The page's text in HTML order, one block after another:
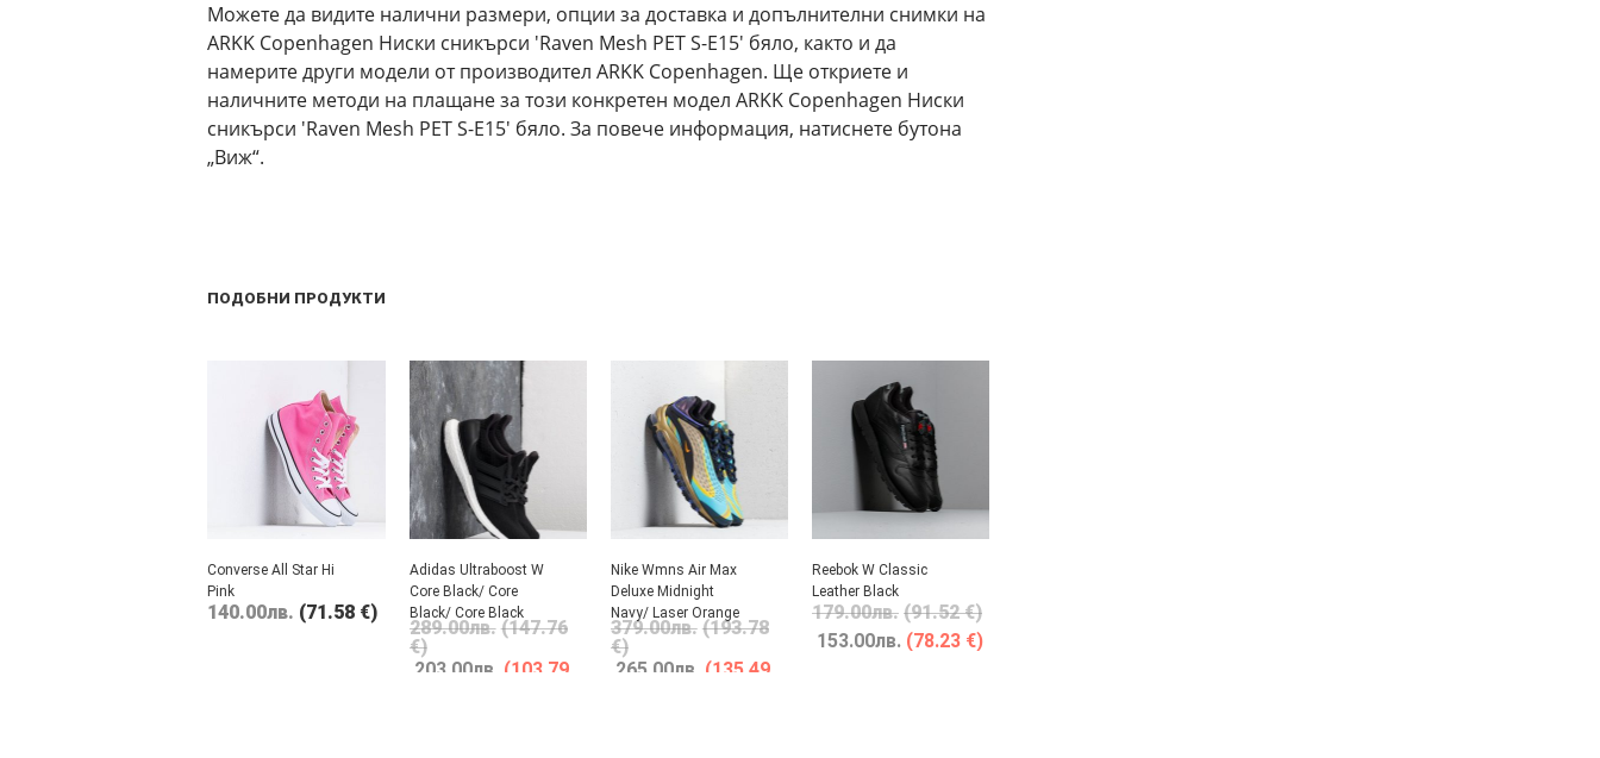
Можете да видите налични размери, опции за доставка и допълнителни снимки на
ARKK Copenhagen Ниски сникърси 'Raven Mesh PET S-E15' бяло, както и да
намерите други модели от производител ARKK Copenhagen. Ще откриете и
наличните методи на плащане за този конкретен модел ARKK Copenhagen Ниски
сникърси 'Raven Mesh PET S-E15' бяло. За повече информация, натиснете бутона
„Виж“.
ПОДОБНИ ПРОДУКТИ
Converse All Star Hi
Pink
140.00лв. (71.58 €)
Adidas Ultraboost W
Core Black/ Core
Black/ Core Black
289.00лв. (147.76
€)
203.00лв. (103.79
Nike Wmns Air Max
Deluxe Midnight
Navy/ Laser Orange
379.00лв. (193.78
€)
265.00лв. (135.49
Reebok W Classic
Leather Black
179.00лв. (91.52 €)
153.00лв. (78.23 €)